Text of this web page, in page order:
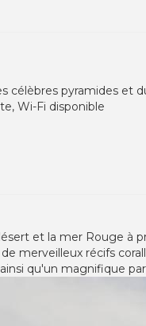
célèbres pyramides et
Wi-Fi disponible
et la mer Rouge à
merveilleux récifs
qu'un magnifique